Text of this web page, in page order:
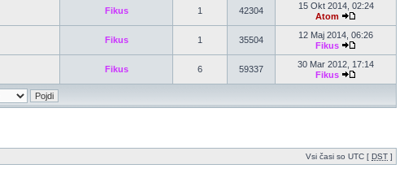
Fikus 1 42304
15 Okt 2014, 02:24
Atom
Fikus 1 35504
12 Maj 2014, 06:26
Fikus
Fikus 6 59337
30 Mar 2012, 17:14
Fikus
Vsi časi so UTC [ DST ]